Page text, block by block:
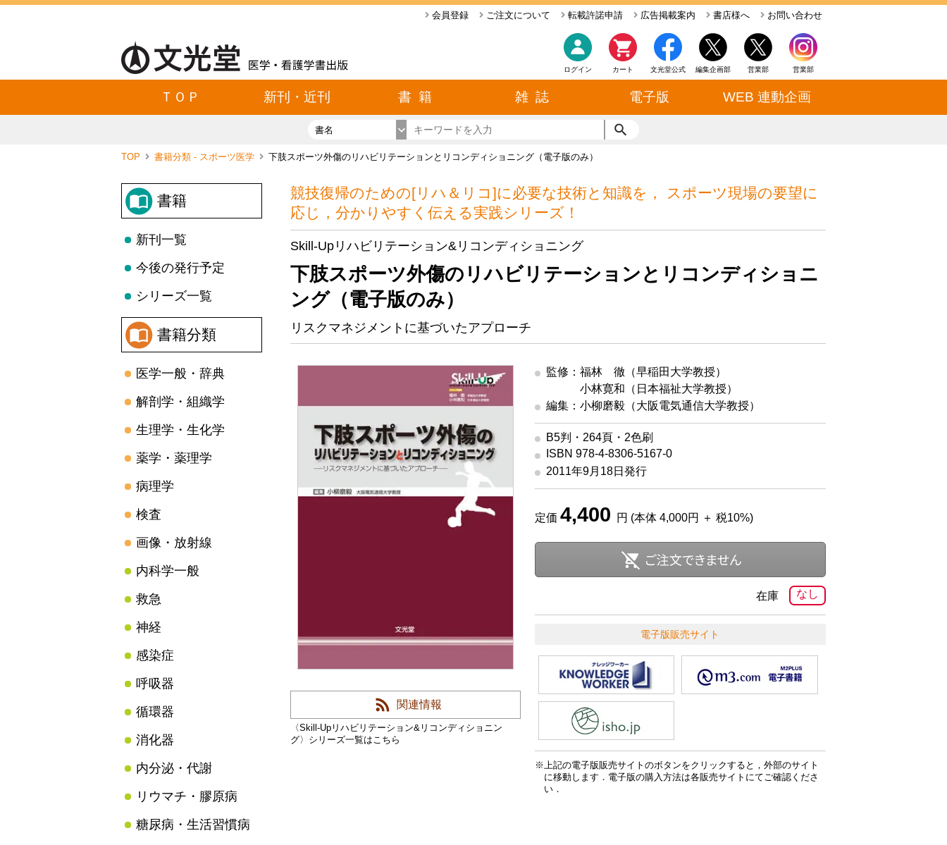
お問い合わせ
書店様へ
広告掲載案内
転載許諾申請
ご注文について
会員登録
営業部
営業部
編集企画部
文光堂公式
カート
ログイン
ＴＯＰ 新刊・近刊 書 籍 雑 誌 電子版 WEB 連動企画
書名
TOP 書籍分類 - スポーツ医学 下肢スポーツ外傷のリハビリテーションとリコンディショニング（電子版のみ）
書籍
新刊一覧
今後の発行予定
シリーズ一覧
書籍分類
医学一般・辞典
解剖学・組織学
生理学・生化学
薬学・薬理学
病理学
検査
画像・放射線
内科学一般
救急
神経
感染症
呼吸器
循環器
消化器
内分泌・代謝
リウマチ・膠原病
糖尿病・生活習慣病
競技復帰のための[リハ＆リコ]に必要な技術と知識を， スポーツ現場の要望に
応じ，分かりやすく伝える実践シリーズ！
Skill-Upリハビリテーション&リコンディショニング
下肢スポーツ外傷のリハビリテーションとリコンディショニ
ング（電子版のみ）
リスクマネジメントに基づいたアプローチ
関連情報
〈Skill-Upリハビリテーション&リコンディショニン
グ〉シリーズ一覧はこちら
監修：福林 徹（早稲田大学教授）
小林寛和（日本福祉大学教授）
編集：小柳磨毅（大阪電気通信大学教授）
B5判・264頁・2色刷
ISBN 978-4-8306-5167-0
2011年9月18日発行
定価 4,400 円 (本体 4,000円 ＋ 税10%)
なし
在庫
電子版販売サイト
上記の電子版販売サイトのボタンをクリックすると，外部のサイト
に移動します．電子版の購入方法は各販売サイトにてご確認くださ
い．